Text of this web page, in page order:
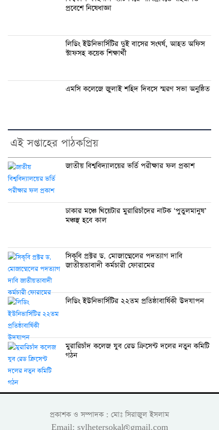
প্রবেশে নিষেধাজ্ঞা
লিডিং ইউনিভার্সিটির দুই বাসের সংঘর্ষ, আহত অফিস
স্টাফসহ কয়েক শিক্ষার্থী
এমসি কলেজে জুলাই শহিদ দিবসে স্মরণ সভা অনুষ্ঠিত
এই সপ্তাহের পাঠকপ্রিয়
জাতীয় বিশ্ববিদ্যালয়ের ভর্তি পরীক্ষার ফল প্রকাশ
ঢাকার মঞ্চে থিয়েটার মুরারিচাঁদের নাটক ‘পুতুলমানুষ’
মঞ্চস্থ হবে কাল
সিকৃবি প্রক্টর ড. মোজাম্মেলের পদত্যাগ দাবি
জাতীয়তাবাদী কর্মচারী ফোরামের
লিডিং ইউনিভার্সিটির ২২তম প্রতিষ্ঠাবার্ষিকী উদযাপন
মুরারিচাঁদ কলেজ যুব রেড ক্রিসেন্ট দলের নতুন কমিটি
গঠন
প্রকাশক ও সম্পাদক : মোঃ সিরাজুল ইসলাম
Email: sylhetersokal@gmail.com